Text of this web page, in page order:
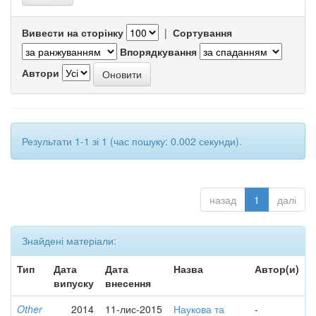
Вивести на сторінку | Сортування
Впорядкування
Автори
Результати 1-1 зі 1 (час пошуку: 0.002 секунди).
назад 1 далі
Знайдені матеріали:
Тип
Дата
випуску
Дата
внесення
Назва Автор(и)
Other 2014 11-лис-2015 Наукова та -